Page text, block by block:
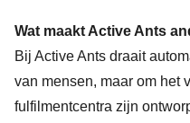
Wat maakt Active Ants
Bij Active Ants draait
van mensen, maar om het
fulfilmentcentra zijn